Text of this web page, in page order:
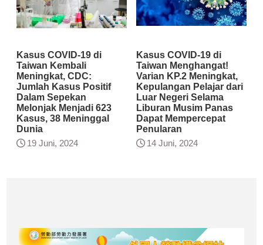
Kasus COVID-19 di
Taiwan Kembali
Meningkat, CDC:
Jumlah Kasus Positif
Dalam Sepekan
Melonjak Menjadi 623
Kasus, 38 Meninggal
Dunia
19 Juni, 2024
Kasus COVID-19 di
Taiwan Menghangat!
Varian KP.2 Meningkat,
Kepulangan Pelajar dari
Luar Negeri Selama
Liburan Musim Panas
Dapat Mempercepat
Penularan
14 Juni, 2024